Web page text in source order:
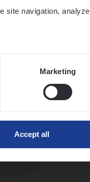
site navigation, analyze
Marketing
Accept all